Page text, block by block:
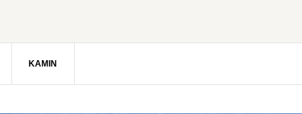
KAMIN